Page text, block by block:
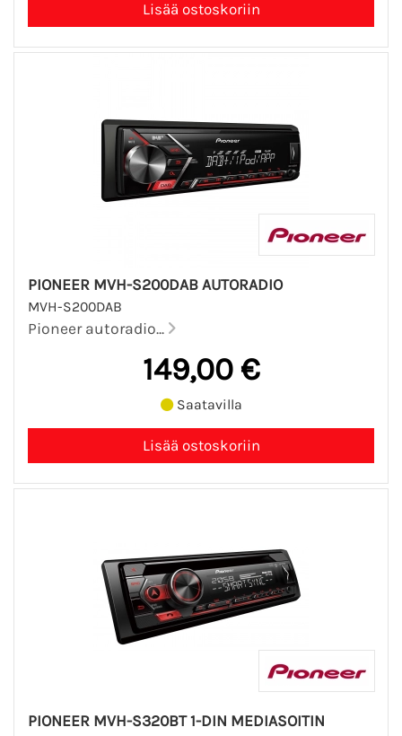
PIONEER MVH-S200DAB AUTORADIO
MVH-S200DAB
Pioneer autoradio...
149,00 €
Saatavilla
PIONEER MVH-S320BT 1-DIN MEDIASOITIN